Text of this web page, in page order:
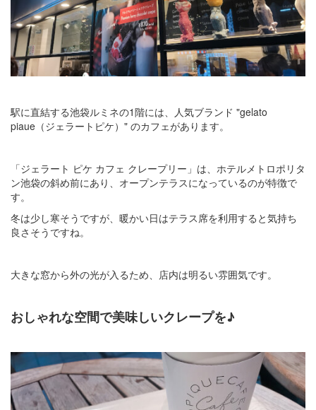
駅に直結する池袋ルミネの1階には、人気ブランド "gelato
piaue（ジェラートピケ）" のカフェがあります。
「ジェラート ピケ カフェ クレープリー」は、ホテルメトロポリタ
ン池袋の斜め前にあり、オープンテラスになっているのが特徴で
す。
冬は少し寒そうですが、暖かい日はテラス席を利用すると気持ち
良さそうですね。
大きな窓から外の光が入るため、店内は明るい雰囲気です。
おしゃれな空間で美味しいクレープを♪